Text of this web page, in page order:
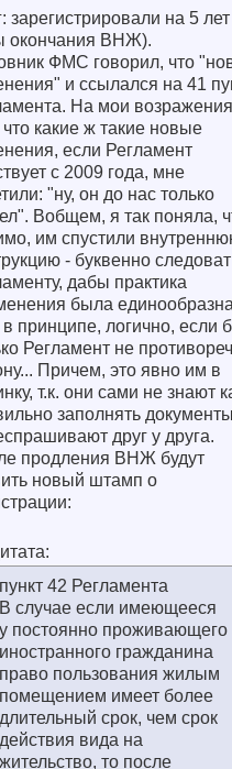
зарегистрировали на 5
окончания ВНЖ).
ФМС говорил, что
и ссылался на 41
На мои
какие ж такие новые
если Регламент
с 2009 года, мне
"ну, он до нас только
Вобщем, я так поняла,
им спустили
- буквенно
дабы практика
была
в принципе, логично, если б
Регламент не
Причем, это явно им в
т.к. они сами не знают
заполнять
друг у друга.
продления ВНЖ будут
новый штамп о
пункт 42 Регламента
В случае если имеющееся
у постоянно проживающего
иностранного гражданина
право пользования жилым
помещением имеет более
длительный срок, чем срок
действия вида на
жительство, то после